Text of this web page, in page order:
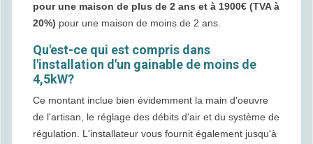
pour une maison de plus de 2 ans et à 1900€ (TVA à
20%) pour une maison de moins de 2 ans.
Qu'est-ce qui est compris dans
l'installation d'un gainable de moins de
4,5kW?
Ce montant inclue bien évidemment la main d'oeuvre
de l'artisan, le réglage des débits d'air et du système de
régulation. L'installateur vous fournit également jusqu'à